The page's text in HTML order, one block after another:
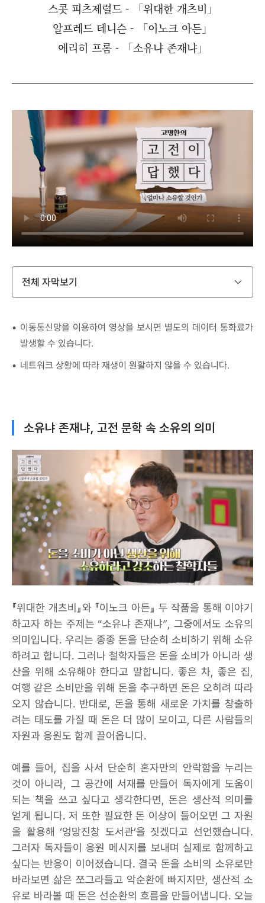
스콧 피츠제럴드 - 「위대한 개츠비」
알프레드 테니슨 - 「이노크 아든」
에리히 프롬 - 「소유냐 존재냐」
전체 자막보기
이동통신망을 이용하여 영상을 보시면 별도의 데이터 통화료가
발생할 수 있습니다.
네트워크 상황에 따라 재생이 원활하지 않을 수 있습니다.
소유냐 존재냐, 고전 문학 속 소유의 의미
『위대한 개츠비』와 『이노크 아든』 두 작품을 통해 이야기
하고자 하는 주제는 “소유냐 존재냐”, 그중에서도 소유의
의미입니다. 우리는 종종 돈을 단순히 소비하기 위해 소유
하려고 합니다. 그러나 철학자들은 돈을 소비가 아니라 생
산을 위해 소유해야 한다고 말합니다. 좋은 차, 좋은 집,
여행 같은 소비만을 위해 돈을 추구하면 돈은 오히려 따라
오지 않습니다. 반대로, 돈을 통해 새로운 가치를 창출하
려는 태도를 가질 때 돈은 더 많이 모이고, 다른 사람들의
자원과 응원도 함께 끌어옵니다.
예를 들어, 집을 사서 단순히 혼자만의 안락함을 누리는
것이 아니라, 그 공간에 서재를 만들어 독자에게 도움이
되는 책을 쓰고 싶다고 생각한다면, 돈은 생산적 의미를
얻게 됩니다. 저 또한 필요한 돈 이상이 들어오면 그 자원
을 활용해 ‘엉망진창 도서관’을 짓겠다고 선언했습니다.
그러자 독자들이 응원 메시지를 보내며 실제로 함께하고
싶다는 반응이 이어졌습니다. 결국 돈을 소비의 소유로만
바라보면 삶은 쪼그라들고 악순환에 빠지지만, 생산적 소
유로 바라볼 때 돈은 선순환의 흐름을 만들어냅니다. 오늘